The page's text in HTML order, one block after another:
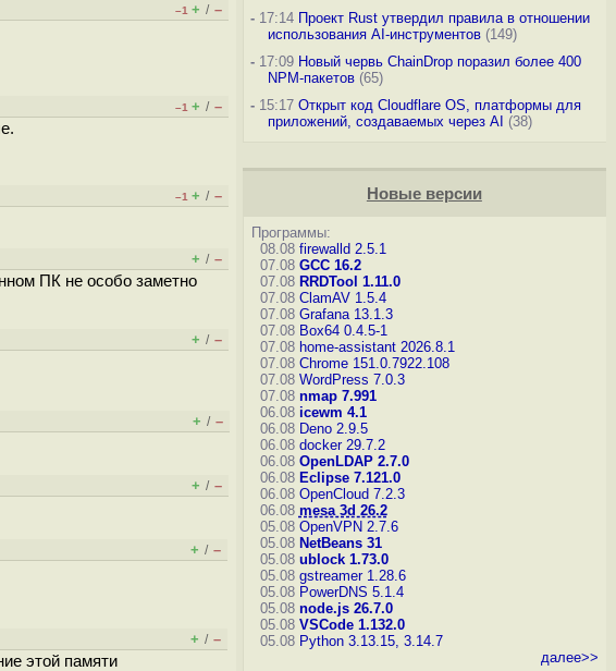
–1 + / –
–1 + / –
–1 + / –
+ / –
ПК не особо заметно
+ / –
+ / –
+ / –
+ / –
+ / –
этой памяти
-17:14 Проект Rust утвердил правила в отношении
использования AI-инструментов(149)
-17:09 Новый червь ChainDrop поразил более 400
NPM-пакетов(65)
-15:17 Открыт код Cloudflare OS, платформы для
приложений, создаваемых через AI (38)
Новые версии
Программы:
08.08 firewalld 2.5.1
07.08 GCC 16.2
07.08 RRDTool 1.11.0
07.08 ClamAV 1.5.4
07.08 Grafana 13.1.3
07.08 Box64 0.4.5-1
07.08 home-assistant 2026.8.1
07.08 Chrome 151.0.7922.108
07.08 WordPress 7.0.3
07.08 nmap 7.991
06.08 icewm 4.1
06.08 Deno 2.9.5
06.08 docker 29.7.2
06.08 OpenLDAP 2.7.0
06.08 Eclipse 7.121.0
06.08 OpenCloud 7.2.3
06.08 mesa 3d 26.2
05.08 OpenVPN 2.7.6
05.08 NetBeans 31
05.08 ublock 1.73.0
05.08 gstreamer 1.28.6
05.08 PowerDNS 5.1.4
05.08 node.js 26.7.0
05.08 VSCode 1.132.0
05.08 Python 3.13.15, 3.14.7
далее>>